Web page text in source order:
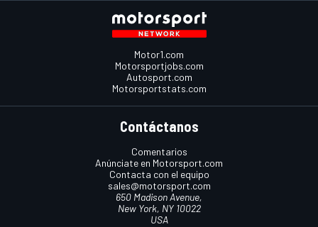
Motor1.com
Motorsportjobs.com
Autosport.com
Motorsportstats.com
Contáctanos
Comentarios
Anúnciate en Motorsport.com
Contacta con el equipo
sales@motorsport.com
650 Madison Avenue,
New York, NY 10022
USA